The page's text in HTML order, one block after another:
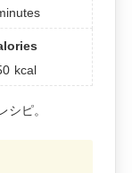
kcal
ピ。